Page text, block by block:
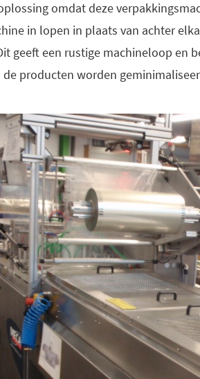
omdat deze
in lopen in plaats van achter
geeft een rustige machineloop
de producten worden